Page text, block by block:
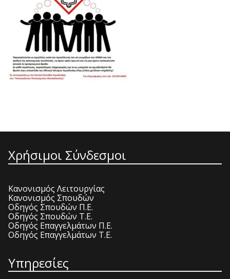
Χρήσιμοι Σύνδεσμοι
Κανονισμός Λειτουργίας
Κανονισμός Σπουδών
Οδηγός Σπουδών Π.Ε.
Οδηγός Σπουδών Τ.Ε.
Οδηγός Επαγγελμάτων Π.Ε.
Οδηγός Επαγγελμάτων Τ.Ε.
Υπηρεσίες